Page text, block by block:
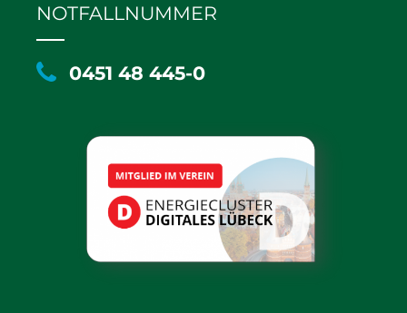
NOTFALLNUMMER
0451 48 445-0